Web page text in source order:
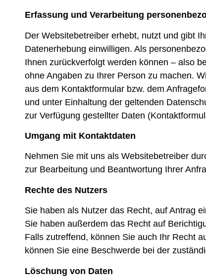
Erfassung und Verarbeitung
Der Websitebetreiber erhebt, nutzt und gibt
Datenerhebung einwilligen. Als
Ihnen zurückverfolgt werden können – also
ohne Angaben zu Ihrer Person zu machen.
aus dem Kontaktformular bzw. dem
und unter Einhaltung der geltenden
zur Verfügung gestellter Daten
Umgang mit Kontaktdaten
Nehmen Sie mit uns als Websitebetreiber
zur Bearbeitung und Beantwortung Ihrer
Rechte des Nutzers
Sie haben als Nutzer das Recht, auf Antrag
Sie haben außerdem das Recht auf
Falls zutreffend, können Sie auch Ihr Recht
können Sie eine Beschwerde bei der
Löschung von Daten